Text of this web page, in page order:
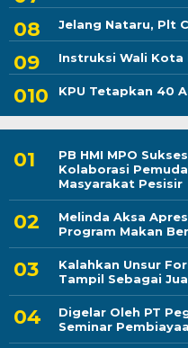
Jelang Nataru, Plt
Instruksi Wali Kota
KPU Tetapkan 40
PB HMI MPO
Kolaborasi
Masyarakat Pesisir
Melinda Aksa
Program Makan
Kalahkan Unsur
Tampil Sebagai
Digelar Oleh PT
Seminar